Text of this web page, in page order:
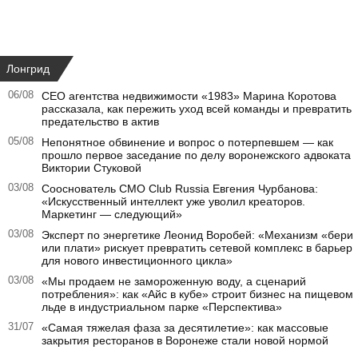
Лонгрид
06/08
CEO агентства недвижимости «1983» Марина Коротова
рассказала, как пережить уход всей команды и превратить
предательство в актив
05/08
Непонятное обвинение и вопрос о потерпевшем — как
прошло первое заседание по делу воронежского адвоката
Виктории Стуковой
03/08
Сооснователь CMO Club Russia Евгения Чурбанова:
«Искусственный интеллект уже уволил креаторов.
Маркетинг — следующий»
03/08
Эксперт по энергетике Леонид Воробей: «Механизм «бери
или плати» рискует превратить сетевой комплекс в барьер
для нового инвестиционного цикла»
03/08
«Мы продаем не замороженную воду, а сценарий
потребления»: как «Айс в кубе» строит бизнес на пищевом
льде в индустриальном парке «Перспектива»
31/07
«Самая тяжелая фаза за десятилетие»: как массовые
закрытия ресторанов в Воронеже стали новой нормой